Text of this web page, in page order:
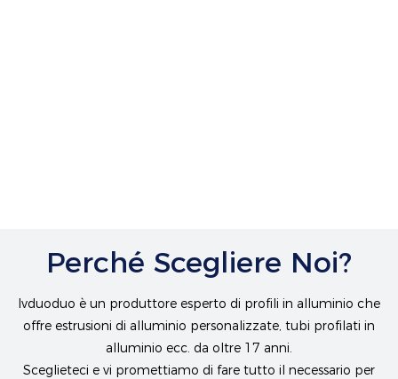
Perché Scegliere Noi?
lvduoduo è un produttore esperto di profili in alluminio che
offre estrusioni di alluminio personalizzate, tubi profilati in
alluminio ecc. da oltre 17 anni.
Sceglieteci e vi promettiamo di fare tutto il necessario per